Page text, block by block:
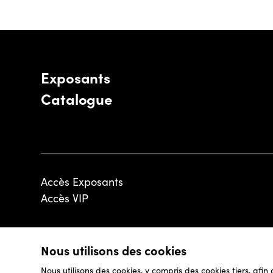
Nous utilisons des cookies
Nous utilisons des cookies, y compris des cookies tiers,
Exposants
Catalogue
Accès Exposants
Accès VIP
© 2026 - Luxembourg Art Week S.A.